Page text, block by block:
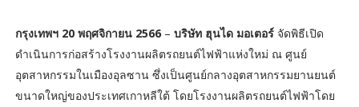
กรุงเทพฯ 20 พฤศจิกายน 2566– บริษัท ฮุนได มอเตอร์จัดพิธีเปิด
ดำเนินการก่อสร้างโรงงานผลิตรถยนต์ไฟฟ้าแห่งใหม่ ณ ศูนย์
อุตสาหกรรมในเมืองอุลซาน ซึ่งเป็นศูนย์กลางอุตสาหกรรมยานยนต์
ขนาดใหญ่ของประเทศเกาหลีใต้ โดยโรงงานผลิตรถยนต์ไฟฟ้าโดย